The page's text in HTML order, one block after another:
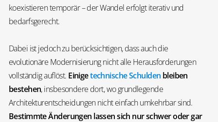
koexistieren temporär – der Wandel erfolgt iterativ und
bedarfsgerecht.
Dabei ist jedoch zu berücksichtigen, dass auch die
evolutionäre Modernisierung nicht alle Herausforderungen
vollständig auflöst. Einigetechnische Schulden bleiben
bestehen, insbesondere dort, wo grundlegende
Architekturentscheidungen nicht einfach umkehrbar sind.
Bestimmte Änderungen lassen sich nur schwer oder gar